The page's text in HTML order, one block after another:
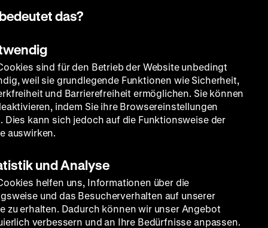
das?
sind für den Betrieb der Website unbedingt
weil sie grundlegende Funktionen wie Sicherheit,
und Barrierefreiheit ermöglichen. Sie können
indem Sie ihre Browsereinstellungen
Dies kann sich jedoch auf die Funktionsweise der
auswirken.
und Analyse
helfen uns, Informationen über die
und das Besucherverhalten auf unserer
zu erhalten. Dadurch können wir unser Angebot
verbessern und an Ihre Bedürfnisse anpassen.